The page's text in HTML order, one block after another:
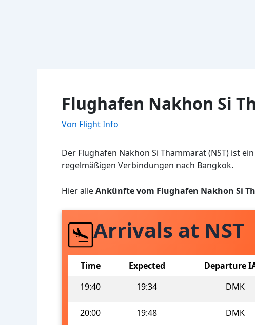
Flughafen Nakhon Si
Von Flight Info
Der Flughafen Nakhon Si Thammarat (NST) ist
regelmäßigen Verbindungen nach Bangkok.
Hier alleAnkünfte vom Flughafen Nakhon Si
Arrivals at NST
Time Expected Departure
19:40
19:34 DMK
20:00 19:48 DMK